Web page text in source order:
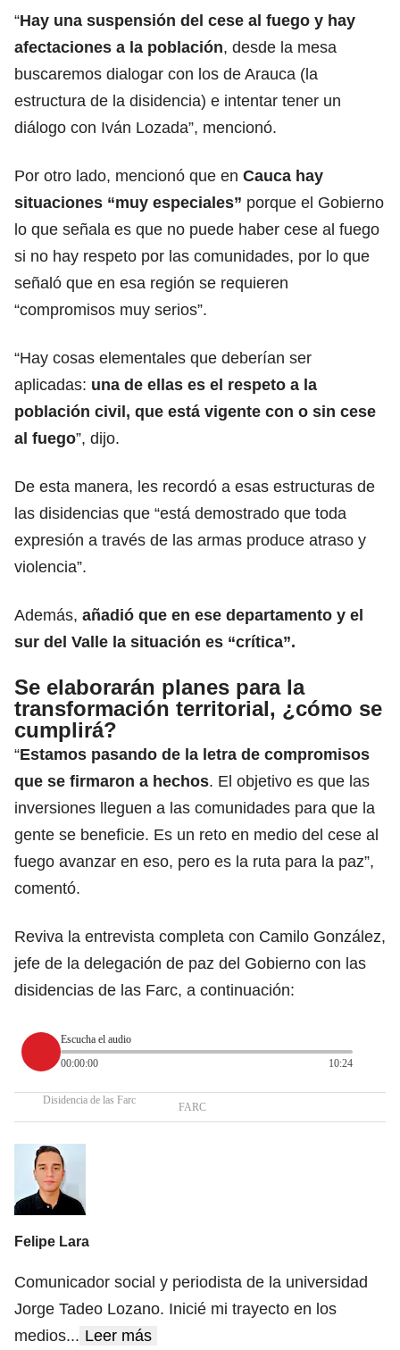
“Hay una suspensión del cese al fuego y hay
afectaciones a la población, desde la mesa
buscaremos dialogar con los de Arauca (la
estructura de la disidencia) e intentar tener un
diálogo con Iván Lozada”, mencionó.
Por otro lado, mencionó que en Cauca hay
situaciones “muy especiales” porque el Gobierno
lo que señala es que no puede haber cese al fuego
si no hay respeto por las comunidades, por lo que
señaló que en esa región se requieren
“compromisos muy serios”.
“Hay cosas elementales que deberían ser
aplicadas: una de ellas es el respeto a la
población civil, que está vigente con o sin cese
al fuego”, dijo.
De esta manera, les recordó a esas estructuras de
las disidencias que “está demostrado que toda
expresión a través de las armas produce atraso y
violencia”.
Además, añadió que en ese departamento y el
sur del Valle la situación es “crítica”.
Se elaborarán planes para la
transformación territorial, ¿cómo se
cumplirá?
“Estamos pasando de la letra de compromisos
que se firmaron a hechos. El objetivo es que las
inversiones lleguen a las comunidades para que la
gente se beneficie. Es un reto en medio del cese al
fuego avanzar en eso, pero es la ruta para la paz”,
comentó.
Reviva la entrevista completa con Camilo González,
jefe de la delegación de paz del Gobierno con las
disidencias de las Farc, a continuación:
Escucha el audio
00:00:00
10:24
Disidencia de las Farc
FARC
Felipe Lara
Comunicador social y periodista de la universidad
Jorge Tadeo Lozano. Inicié mi trayecto en los
medios... Leer más